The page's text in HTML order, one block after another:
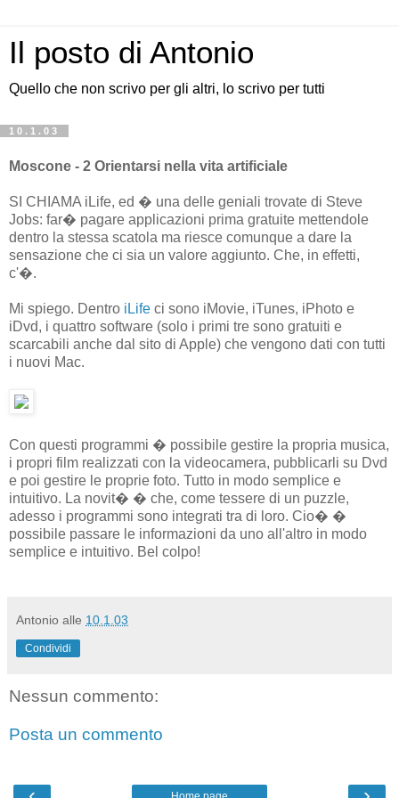
Il posto di Antonio
Quello che non scrivo per gli altri, lo scrivo per tutti
10.1.03
Moscone - 2 Orientarsi nella vita artificiale
SI CHIAMA iLife, ed � una delle geniali trovate di Steve
Jobs: far� pagare applicazioni prima gratuite mettendole
dentro la stessa scatola ma riesce comunque a dare la
sensazione che ci sia un valore aggiunto. Che, in effetti,
c'�.
Mi spiego. Dentro iLife ci sono iMovie, iTunes, iPhoto e
iDvd, i quattro software (solo i primi tre sono gratuiti e
scarcabili anche dal sito di Apple) che vengono dati con tutti
i nuovi Mac.
Con questi programmi � possibile gestire la propria musica,
i propri film realizzati con la videocamera, pubblicarli su Dvd
e poi gestire le proprie foto. Tutto in modo semplice e
intuitivo. La novit� � che, come tessere di un puzzle,
adesso i programmi sono integrati tra di loro. Cio� �
possibile passare le informazioni da uno all'altro in modo
semplice e intuitivo. Bel colpo!
Antonio alle 10.1.03
Condividi
Nessun commento:
Posta un commento